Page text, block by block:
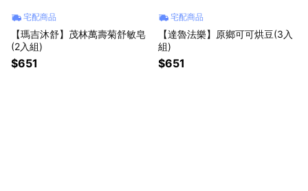
宅配商品
【瑪吉沐舒】茂林萬壽菊舒敏皂
(2入組)
$651
宅配商品
【達魯法樂】原鄉可可烘豆(3入
組)
$651